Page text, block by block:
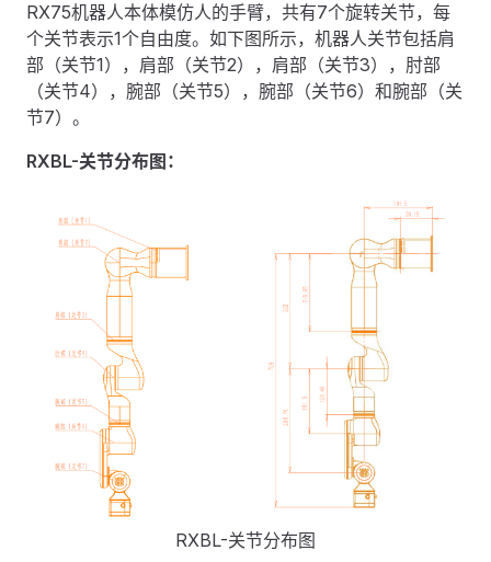
RX75机器人本体模仿人的手臂，共有7个旋转关节，每
个关节表示1个自由度。如下图所示，机器人关节包括肩
部（关节1），肩部（关节2），肩部（关节3），肘部
（关节4），腕部（关节5），腕部（关节6）和腕部（关
节7）。
RXBL-关节分布图：
RXBL-关节分布图